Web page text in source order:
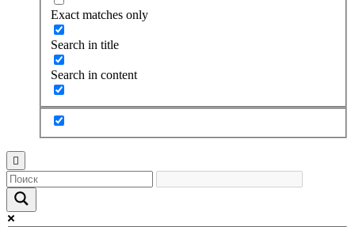
Exact matches only
Search in title
Search in content